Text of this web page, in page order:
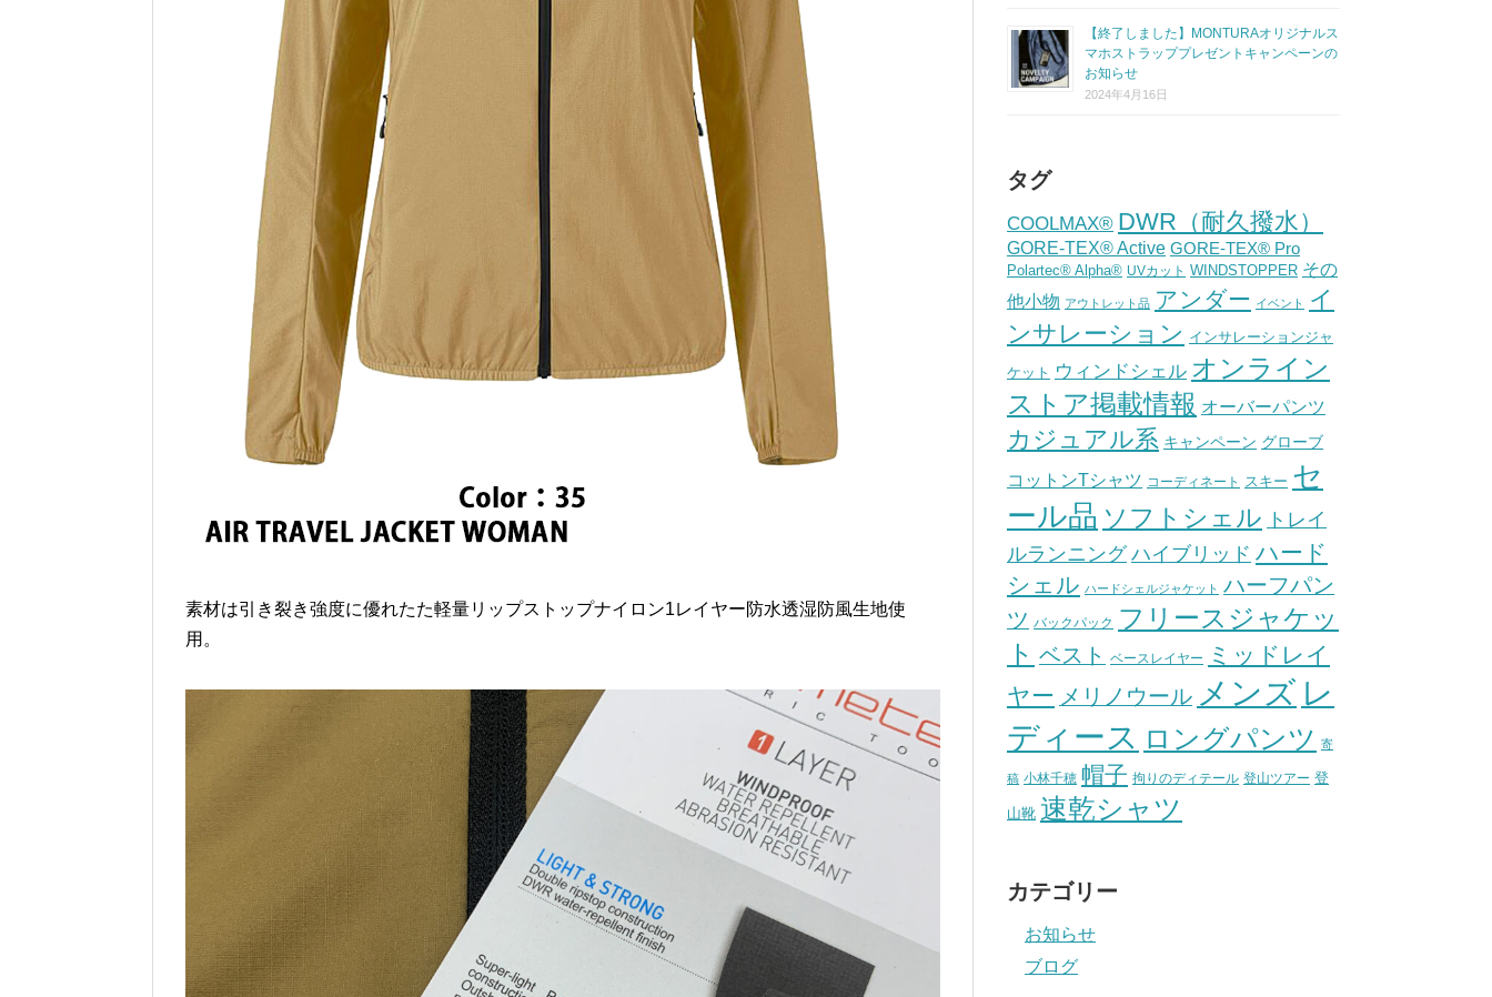
素材は引き裂き強度に優れたた軽量リップストップナイロン1レイヤー防水透湿防風生地使
用。
【終了しました】MONTURAオリジナルス
マホストラッププレゼントキャンペーンの
お知らせ
2024年4月16日
タグ
COOLMAX® DWR（耐久撥水）
GORE-TEX® Active GORE-TEX® Pro
Polartec® Alpha® UVカット WINDSTOPPER その
他小物 アウトレット品 アンダー イベント
イ
ンサレーション インサレーションジャ
ケット ウィンドシェル オンライン
ストア掲載情報 オーバーパンツ
カジュアル系 キャンペーン グローブ
コットンTシャツ コーディネート スキー セ
ール品 ソフトシェル トレイ
ルランニング ハイブリッド ハード
シェル ハードシェルジャケット ハーフパン
ツ バックパック
フリースジャケッ
ト ベスト ベースレイヤー
ミッドレイ
ヤー メリノウール メンズ レ
ディース ロングパンツ 寄
稿 小林千穂 帽子 拘りのディテール 登山ツアー 登
山靴 速乾シャツ
カテゴリー
お知らせ
ブログ